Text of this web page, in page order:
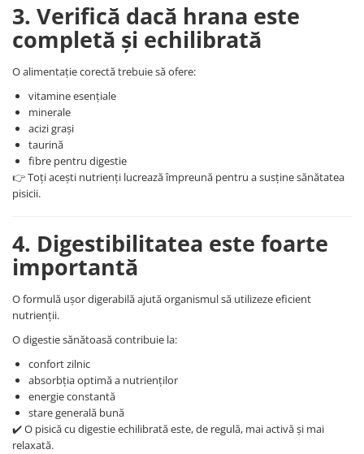
3. Verifică dacă hrana este
completă și echilibrată
O alimentație corectă trebuie să ofere:
vitamine esențiale
minerale
acizi grași
taurină
fibre pentru digestie
👉 Toți acești nutrienți lucrează împreună pentru a susține sănătatea
pisicii.
4. Digestibilitatea este foarte
importantă
O formulă ușor digerabilă ajută organismul să utilizeze eficient
nutrienții.
O digestie sănătoasă contribuie la:
confort zilnic
absorbția optimă a nutrienților
energie constantă
stare generală bună
✔️ O pisică cu digestie echilibrată este, de regulă, mai activă și mai
relaxată.